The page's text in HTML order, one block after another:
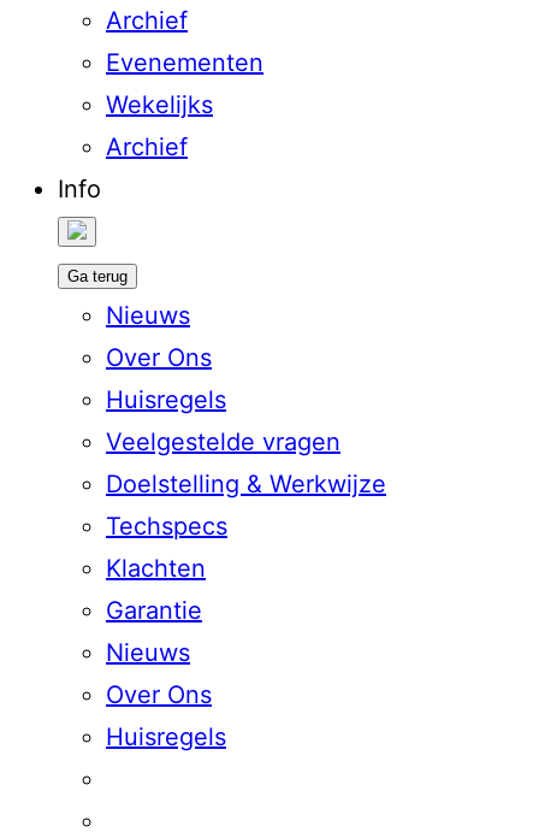
Archief
Evenementen
Wekelijks
Archief
Info
Ga terug
Nieuws
Over Ons
Huisregels
Veelgestelde vragen
Doelstelling & Werkwijze
Techspecs
Klachten
Garantie
Nieuws
Over Ons
Huisregels